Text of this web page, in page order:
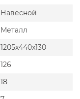
Навесной
Металл
1205x440x130
126
18